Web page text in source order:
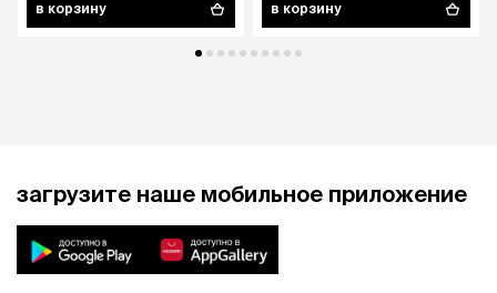
в корзину в корзину
загрузите наше мобильное приложение